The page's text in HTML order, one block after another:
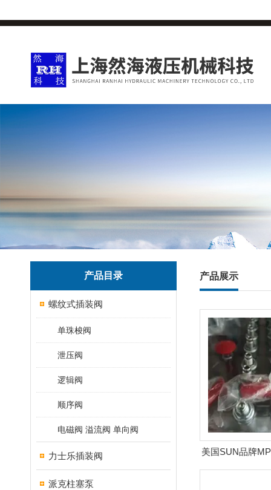
产品目录
螺纹式插装阀
单珠梭阀
泄压阀
逻辑阀
顺序阀
电磁阀 溢流阀 单向阀
力士乐插装阀
派克柱塞泵
产品展示
美国SUN品牌
批